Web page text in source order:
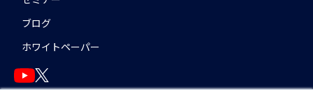
ブログ
ホワイトペーパー